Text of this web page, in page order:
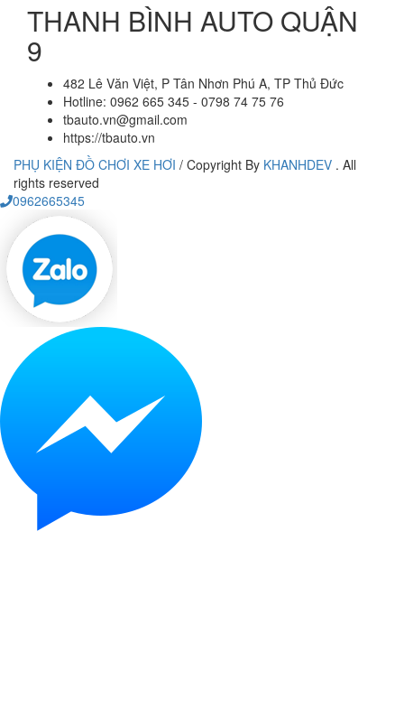
THANH BÌNH AUTO QUẬN
9
482 Lê Văn Việt, P Tân Nhơn Phú A, TP Thủ Đức
Hotline: 0962 665 345 - 0798 74 75 76
tbauto.vn@gmail.com
https://tbauto.vn
PHỤ KIỆN ĐỒ CHƠI XE HƠI / Copyright By KHANHDEV . All
rights reserved
0962665345